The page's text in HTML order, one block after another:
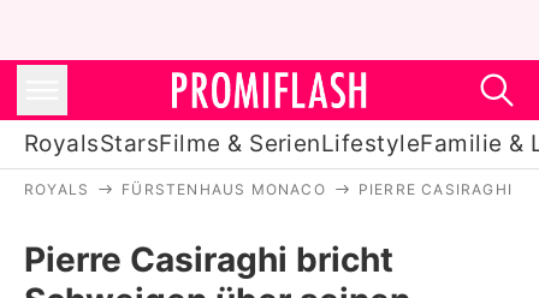
RoyalsStarsFilme & SerienLifestyleFamilie &
Stars
ROYALS FÜRSTENHAUS MONACO PIERRE CASIRAGHI
Pierre Casiraghi bricht